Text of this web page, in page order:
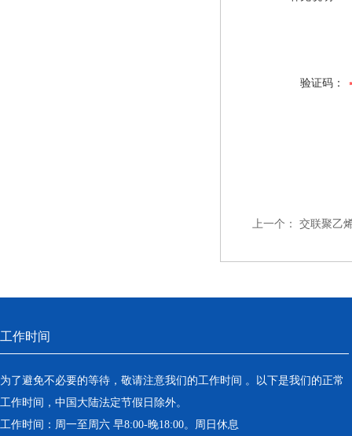
验证码：
上一个： 交联聚乙
工作时间
为了避免不必要的等待，敬请注意我们的工作时间 。以下是我们的正常
工作时间，中国大陆法定节假日除外。
工作时间：周一至周六 早8:00-晚18:00。周日休息